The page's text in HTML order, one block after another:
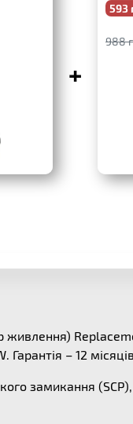
+
593
988
живлення)
– 12
замикання